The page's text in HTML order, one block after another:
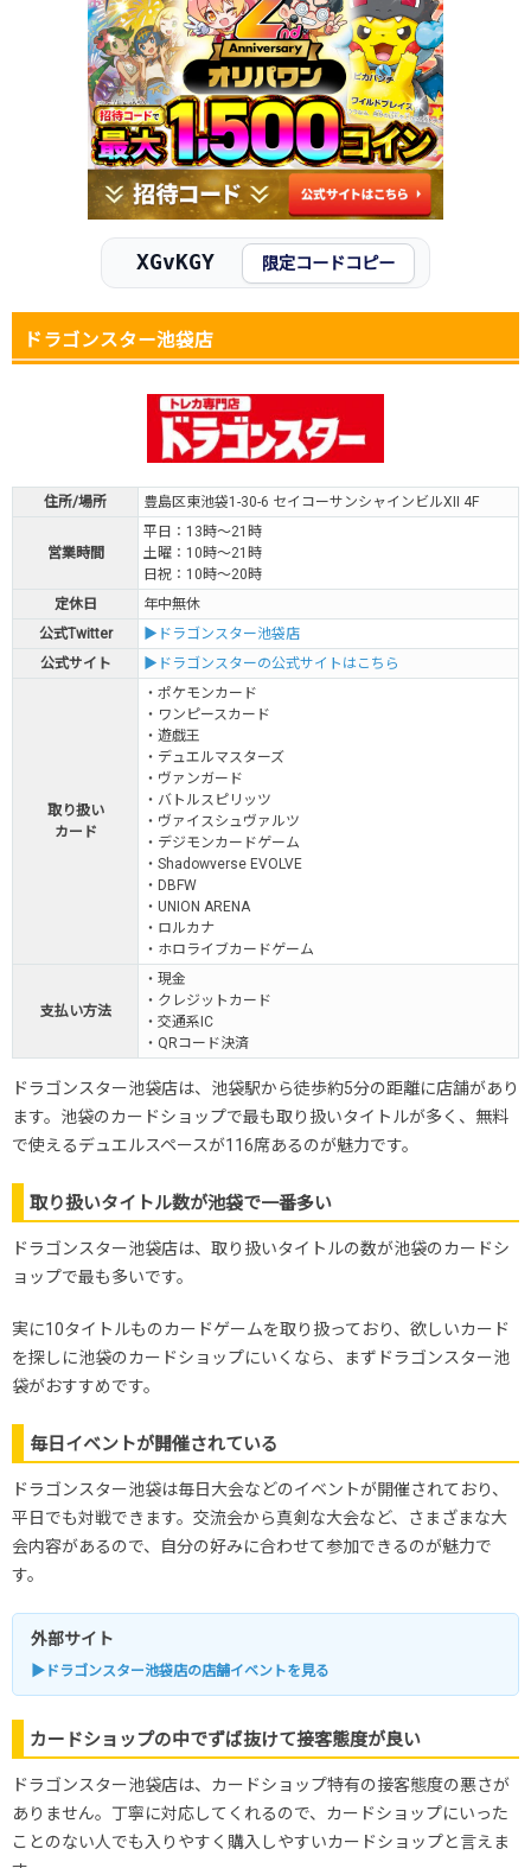
XGvKGY 限定コードコピー
ドラゴンスター池袋店
住所/場所 豊島区東池袋1-30-6 セイコーサンシャインビルXII 4F
営業時間
平日：13時～21時
土曜：10時～21時
日祝：10時～20時
定休日
年中無休
公式Twitter
▶ドラゴンスター池袋店
公式サイト
▶ドラゴンスターの公式サイトはこちら
取り扱い
カード
・ポケモンカード
・ワンピースカード
・遊戯王
・デュエルマスターズ
・ヴァンガード
・バトルスピリッツ
・ヴァイスシュヴァルツ
・デジモンカードゲーム
・Shadowverse EVOLVE
・DBFW
・UNION ARENA
・ロルカナ
・ホロライブカードゲーム
支払い方法
・現金
・クレジットカード
・交通系IC
・QRコード決済
ドラゴンスター池袋店は、池袋駅から徒歩約5分の距離に店舗があり
ます。池袋のカードショップで最も取り扱いタイトルが多く、無料
で使えるデュエルスペースが116席あるのが魅力です。
取り扱いタイトル数が池袋で一番多い
ドラゴンスター池袋店は、取り扱いタイトルの数が池袋のカードシ
ョップで最も多いです。
実に10タイトルものカードゲームを取り扱っており、欲しいカード
を探しに池袋のカードショップにいくなら、まずドラゴンスター池
袋がおすすめです。
毎日イベントが開催されている
ドラゴンスター池袋は毎日大会などのイベントが開催されており、
平日でも対戦できます。交流会から真剣な大会など、さまざまな大
会内容があるので、自分の好みに合わせて参加できるのが魅力で
す。
外部サイト
▶ドラゴンスター池袋店の店舗イベントを見る
カードショップの中でずば抜けて接客態度が良い
ドラゴンスター池袋店は、カードショップ特有の接客態度の悪さが
ありません。丁寧に対応してくれるので、カードショップにいった
ことのない人でも入りやすく購入しやすいカードショップと言えま